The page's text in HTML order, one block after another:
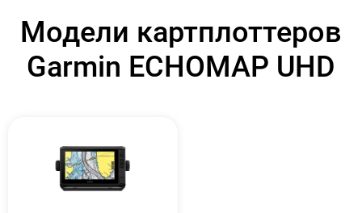
Модели картплоттеров
Garmin ECHOMAP UHD